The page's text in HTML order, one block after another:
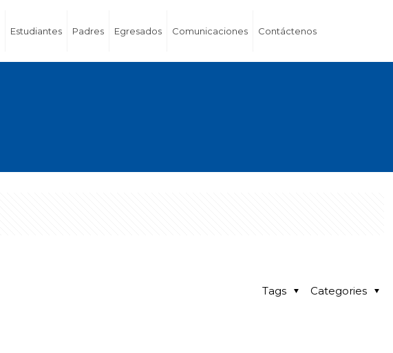
Estudiantes Padres Egresados Comunicaciones Contáctenos
Categories
Tags